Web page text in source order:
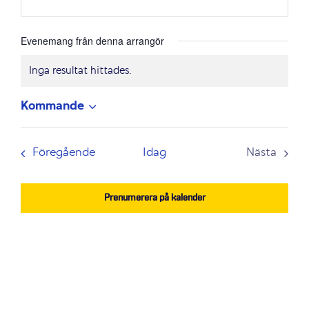
Evenemang från denna arrangör
Notis
Inga resultat hittades.
Kommande
Välj
datum.
FöregåendeEvenemang
Idag
Nästa
Prenumerera på kalender